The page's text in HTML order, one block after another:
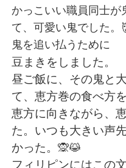
English
简体中文
Español
Français
日本語 한
かっこいい職員同士が
て、可愛い鬼でした。
鬼を追い払うために
豆まきをしました。
昼ご飯に、その鬼と
て、恵方巻の食べ方
恵方に向きながら、
た。いつも大きい声
かった。🙊😹
フィリピンにはこの